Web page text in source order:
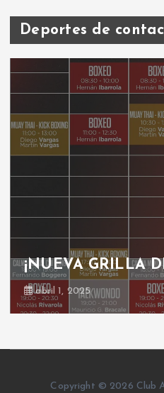
Deportes de
¡NUEVA GRILLA
abril 1, 2025
Copyright © 2026 Club